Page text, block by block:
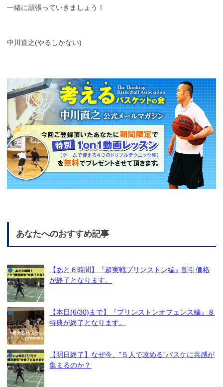
一緒に頑張っていきましょう！
中川直之(やるしかない)
あなたへのおすすめ記事
【あと６時間】『超実戦プリンストン編』割引価格
が終了となります。
【本日(6/30)まで】『プリンストンオフェンス編』８
特典が終了となります。
【明日終了】なぜ今、”５人で攻める”バスケに共感が
集まるのか？